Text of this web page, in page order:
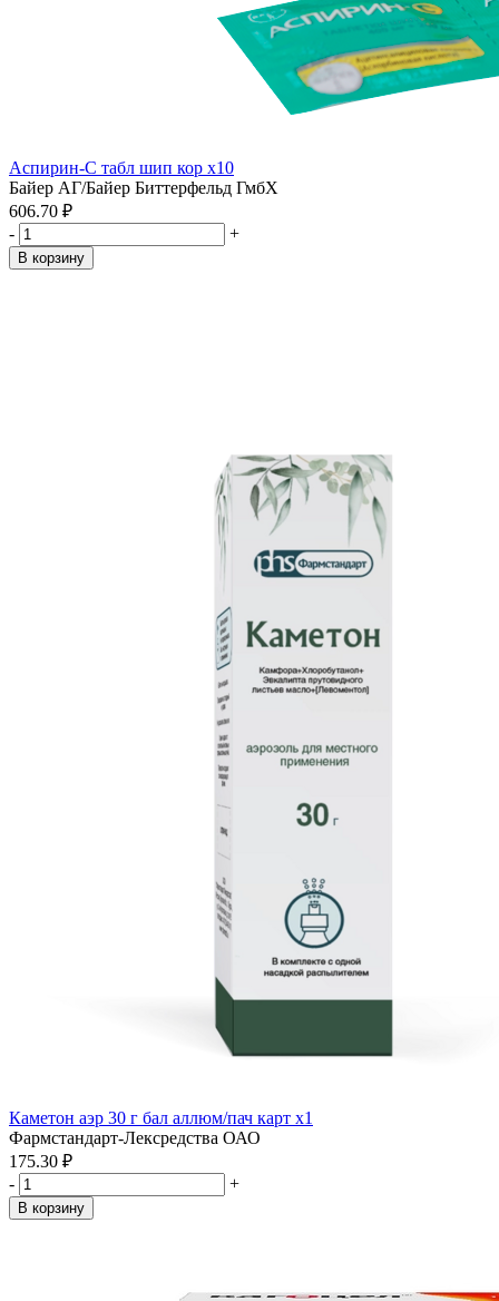
Аспирин-С табл шип кор x10
Байер АГ/Байер Биттерфельд ГмбХ
606.70 ₽
-
+
В корзину
Каметон аэр 30 г бал аллюм/пач карт x1
Фармстандарт-Лексредства ОАО
175.30 ₽
-
+
В корзину